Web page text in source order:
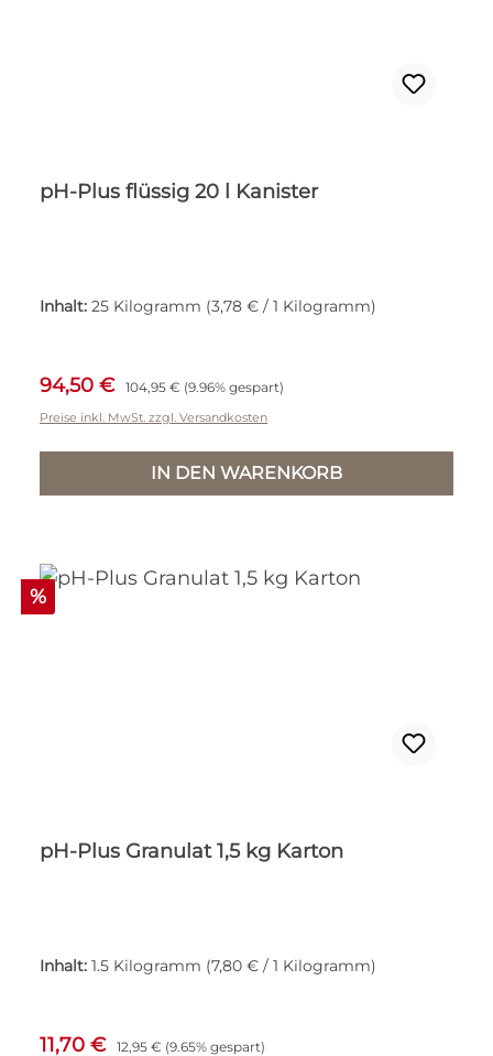
pH-Plus flüssig 20 l Kanister
Inhalt: 25 Kilogramm (3,78 € / 1 Kilogramm)
Verkaufspreis:
94,50 € Regulärer Preis:
104,95 € (9.96% gespart)
Preise inkl. MwSt. zzgl. Versandkosten
IN DEN WARENKORB
Rabatt
%
pH-Plus Granulat 1,5 kg Karton
Inhalt: 1.5 Kilogramm (7,80 € / 1 Kilogramm)
Verkaufspreis:
11,70 € Regulärer Preis:
12,95 € (9.65% gespart)